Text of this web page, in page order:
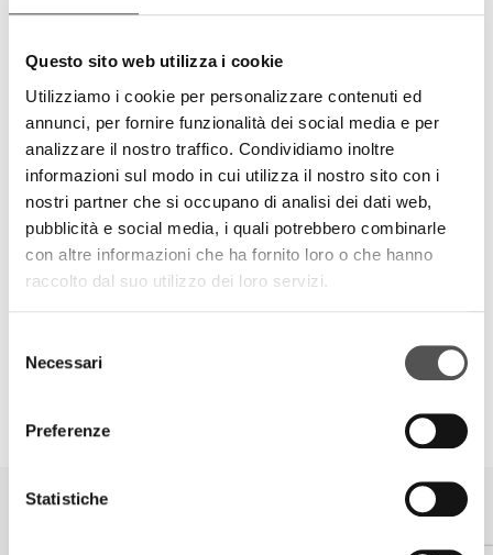
Questo sito web utilizza i cookie
Utilizziamo i cookie per personalizzare contenuti ed
annunci, per fornire funzionalità dei social media e per
analizzare il nostro traffico. Condividiamo inoltre
informazioni sul modo in cui utilizza il nostro sito con i
nostri partner che si occupano di analisi dei dati web,
pubblicità e social media, i quali potrebbero combinarle
con altre informazioni che ha fornito loro o che hanno
raccolto dal suo utilizzo dei loro servizi.
delNecessari
Preferenze
Statistiche
events with an international brand with over 15 years of
Saudi Arabia, UAE, China and Argentina.
The main operating segments of 3e60 are:
• 3e60 Events that provides projects, services and tools
for the world of communication BTL.
• 3e60 Sports specialized in the design, development
and direct management of sport recreational projects for
end users.
The great flexibility of the company allows to satisfy the